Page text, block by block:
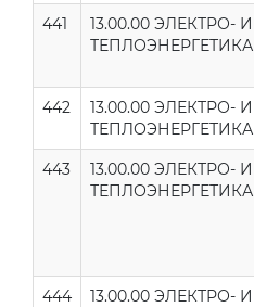
441
13.00.00 ЭЛЕКТРО- И
ТЕПЛОЭНЕРГЕТИКА
442
13.00.00 ЭЛЕКТРО- И
ТЕПЛОЭНЕРГЕТИКА
443
13.00.00 ЭЛЕКТРО- И
ТЕПЛОЭНЕРГЕТИКА
444
13.00.00 ЭЛЕКТРО- И